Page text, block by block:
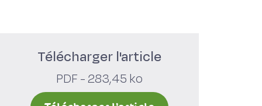
Télécharger l'article
PDF - 283,45 ko